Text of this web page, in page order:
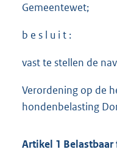
Gemeentewet;
b e s l u i t :
vast te stellen de
Verordening op de
hondenbelasting
Artikel 1 Belastbaar